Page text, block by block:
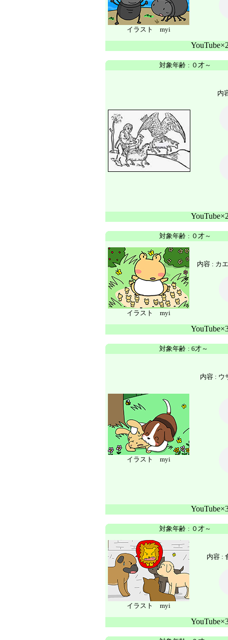
イラスト myi
対象年齢 : ０才～
内
対象年齢 : ０才～
イラスト myi
内容 : カ
対象年齢 : 6才～
イラスト myi
内容 : ウ
対象年齢 : ０才～
イラスト myi
内容 :